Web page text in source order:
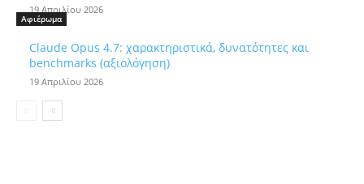
19 Απριλίου 2026
Αφιέρωμα
Claude Opus 4.7: χαρακτηριστικά, δυνατότητες και
benchmarks (αξιολόγηση)
19 Απριλίου 2026